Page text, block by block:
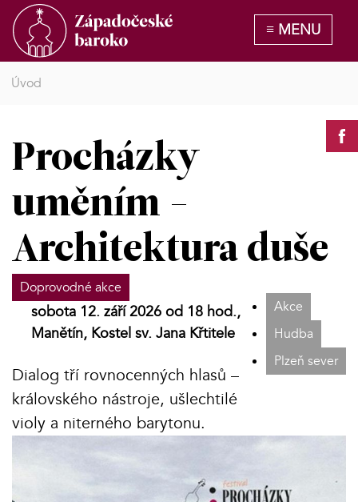
Úvod
Procházky
uměním -
Architektura duše
Doprovodné akce
Akce
Hudba
Plzeň sever
sobota 12. září 2026 od 18 hod.,
Manětín, Kostel sv. Jana Křtitele
Dialog tří rovnocenných hlasů –
královského nástroje, ušlechtilé
violy a niterného barytonu.